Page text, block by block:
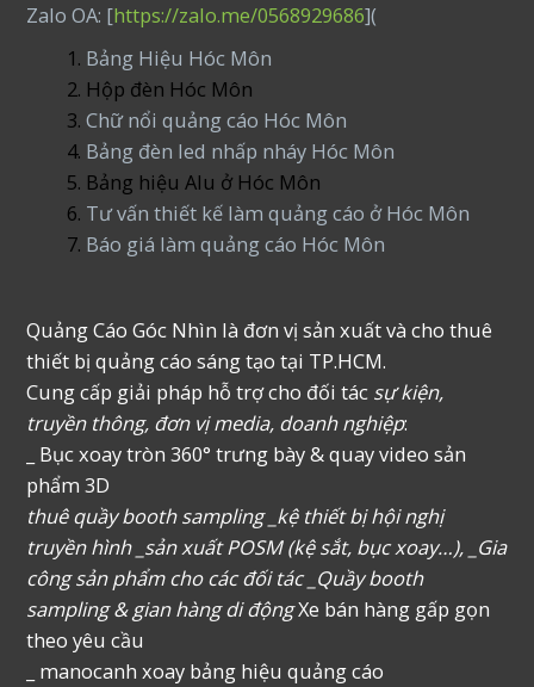
Zalo OA: [https://zalo.me/0568929686](
Bảng Hiệu Hóc Môn
Hộp đèn Hóc Môn
Chữ nổi quảng cáo Hóc Môn
Bảng đèn led nhấp nháy Hóc Môn
Bảng hiệu Alu ở Hóc Môn
Tư vấn thiết kế làm quảng cáo ở Hóc Môn
Báo giá làm quảng cáo Hóc Môn
Quảng Cáo Góc Nhìn là đơn vị sản xuất và cho thuê
thiết bị quảng cáo sáng tạo tại TP.HCM.
Cung cấp giải pháp hỗ trợ cho đối tác sự kiện,
truyền thông, đơn vị media, doanh nghiệp:
_ Bục xoay tròn 360° trưng bày & quay video sản
phẩm 3D
thuê quầy booth sampling _kệ thiết bị hội nghị
truyền hình _sản xuất POSM (kệ sắt, bục xoay…), _Gia
công sản phẩm cho các đối tác _Quầy booth
sampling & gian hàng di độngXe bán hàng gấp gọn
theo yêu cầu
_ manocanh xoay bảng hiệu quảng cáo